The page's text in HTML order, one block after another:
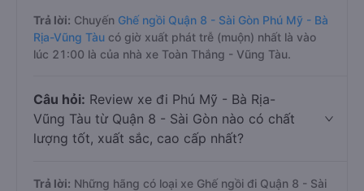
Trả lời: Chuyến Ghế ngồi Quận 8 - Sài Gòn Phú Mỹ - Bà
Rịa-Vũng Tàu có giờ xuất phát trễ (muộn) nhất là vào
lúc 21:00 là của nhà xe Toàn Thắng - Vũng Tàu.
Câu hỏi: Review xe đi Phú Mỹ - Bà Rịa-
Vũng Tàu từ Quận 8 - Sài Gòn nào có chất
lượng tốt, xuất sắc, cao cấp nhất?
Trả lời: Những hãng có loại xe Ghế ngồi đi Quận 8 - Sài